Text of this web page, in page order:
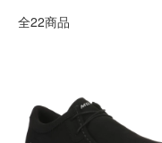
全22商品